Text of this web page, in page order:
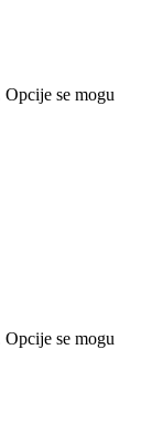
se mogu
se mogu